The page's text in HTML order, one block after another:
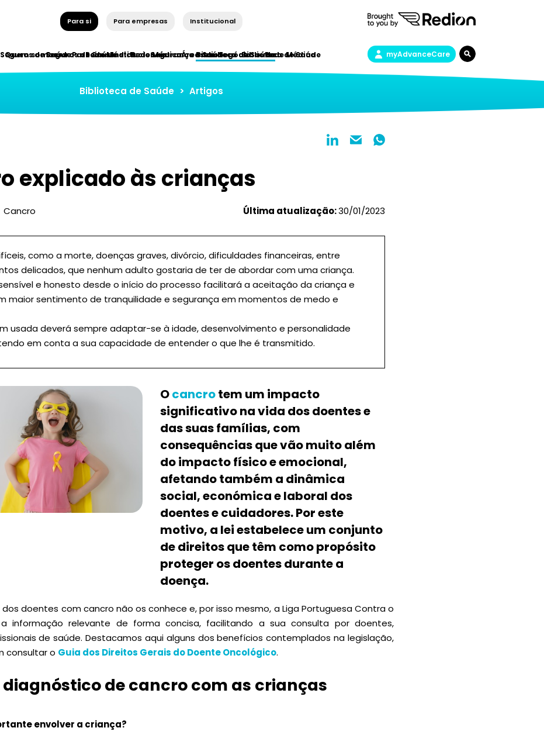
Para si Para empresas Institucional
Seguros de Saúde Rede Médica Biblioteca de Saúde
Seguros de Saúde Rede Médica Segurança e Saúde Biblioteca de Saúde
Quem somos Parceiros Institucionais Áreas de Negócio Rede Médica myAdvanceCare
Biblioteca de Saúde > Artigos
explicado às crianças
Cancro Última atualização:30/01/2023
como a morte, doenças graves, divórcio, dificuldades financeiras, entre
delicados, que nenhum adulto gostaria de ter de abordar com uma criança.
e honesto desde o início do processo facilitará a aceitação da criança e
maior sentimento de tranquilidade e segurança em momentos de medo e
usada deverá sempre adaptar-se à idade, desenvolvimento e personalidade
em conta a sua capacidade de entender o que lhe é transmitido.
Ocancrotem um impacto
significativo na vida dos doentes e
das suas famílias, com
consequências que vão muito além
do impacto físico e emocional,
afetando também a dinâmica
social, económica e laboral dos
doentes e cuidadores. Por este
motivo, a lei estabelece um conjunto
de direitos que têm como propósito
proteger os doentes durante a
doença.
doentes com cancro não os conhece e, por isso mesmo, a Liga Portuguesa Contra o
informação relevante de forma concisa, facilitando a sua consulta por doentes,
de saúde. Destacamos aqui alguns dos benefícios contemplados na legislação,
consultar o Guia dos Direitos Gerais do Doente Oncológico.
de cancro com as crianças
envolver a criança?